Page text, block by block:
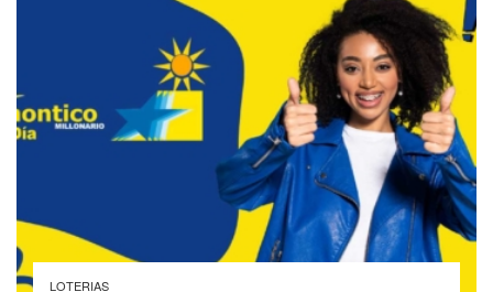
LOTERIAS